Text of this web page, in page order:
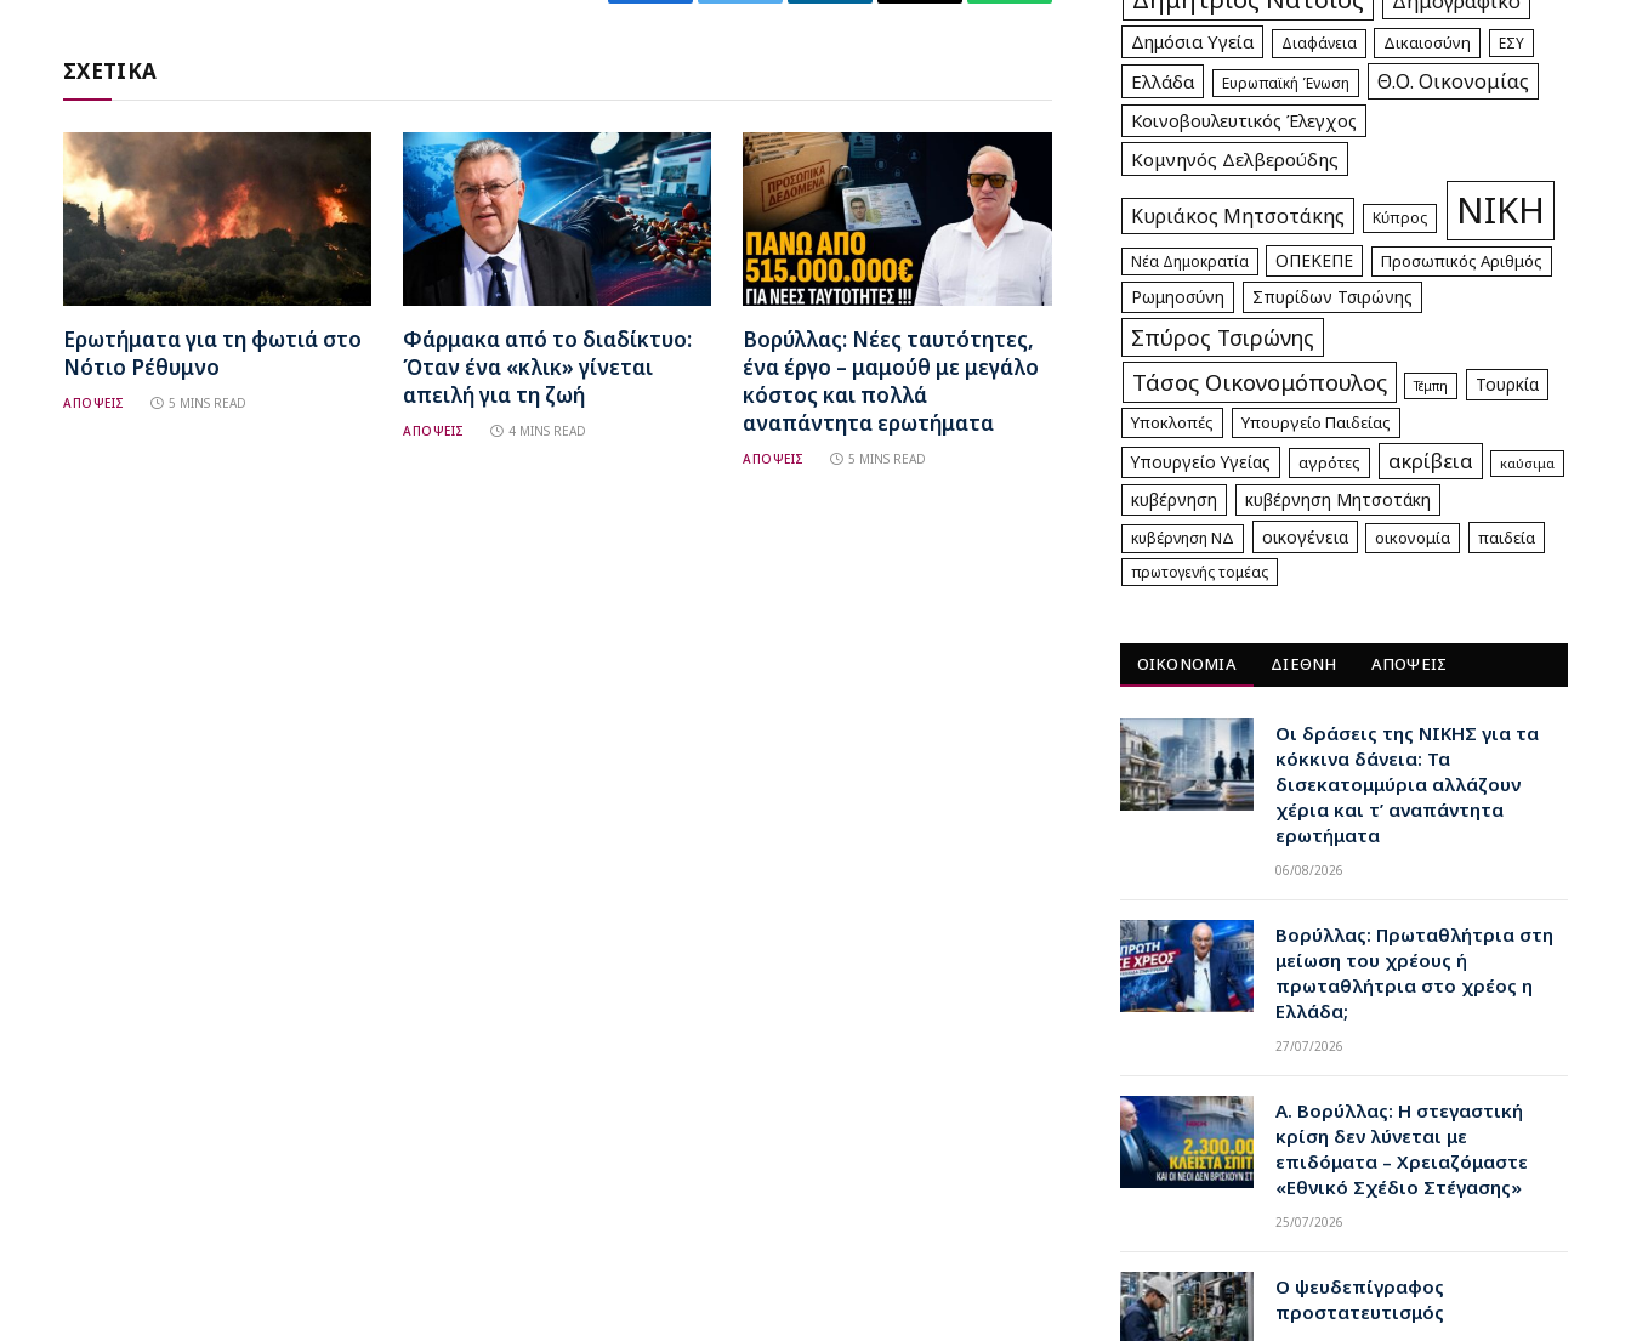
ΣΧΕΤΙΚΑ
Ερωτήματα για τη φωτιά στο
Νότιο Ρέθυμνο
ΑΠΟΨΕΙΣ 5 MINS READ
Φάρμακα από το διαδίκτυο:
Όταν ένα «κλικ» γίνεται
απειλή για τη ζωή
ΑΠΟΨΕΙΣ 4 MINS READ
Βορύλλας: Νέες ταυτότητες,
ένα έργο – μαμούθ με μεγάλο
κόστος και πολλά
αναπάντητα ερωτήματα
ΑΠΟΨΕΙΣ 5 MINS READ
Δημόσια Υγεία Διαφάνεια Δικαιοσύνη ΕΣΥ
Ελλάδα Ευρωπαϊκή Ένωση Θ.Ο. Οικονομίας
Κοινοβουλευτικός Έλεγχος
Κομνηνός Δελβερούδης
Κυριάκος Μητσοτάκης Κύπρος ΝΙΚΗ
Νέα Δημοκρατία ΟΠΕΚΕΠΕ Προσωπικός Αριθμός
Ρωμηοσύνη Σπυρίδων Τσιρώνης
Σπύρος Τσιρώνης
Τάσος Οικονομόπουλος Τέμπη Τουρκία
Υποκλοπές Υπουργείο Παιδείας
Υπουργείο Υγείας αγρότες ακρίβεια καύσιμα
κυβέρνηση κυβέρνηση Μητσοτάκη
κυβέρνηση ΝΔ οικογένεια οικονομία παιδεία
πρωτογενής τομέας
ΟΙΚΟΝΟΜΙΑ ΔΙΕΘΝΗ ΑΠΟΨΕΙΣ
Οι δράσεις της ΝΙΚΗΣ για τα
κόκκινα δάνεια: Τα
δισεκατομμύρια αλλάζουν
χέρια και τ’ αναπάντητα
ερωτήματα
06/08/2026
Βορύλλας: Πρωταθλήτρια στη
μείωση του χρέους ή
πρωταθλήτρια στο χρέος η
Ελλάδα;
27/07/2026
Α. Βορύλλας: Η στεγαστική
κρίση δεν λύνεται με
επιδόματα – Χρειαζόμαστε
«Εθνικό Σχέδιο Στέγασης»
25/07/2026
Ο ψευδεπίγραφος
προστατευτισμός